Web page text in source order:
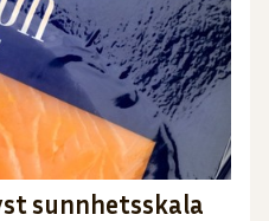
sunnhetsskala